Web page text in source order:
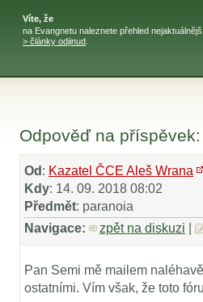
Víte, že
na Evangnetu naleznete přehled
> články odjinud
Odpověď na
Od : Kazatel ČCE Aleš Wrana
Kdy: 14. 09. 2018 08:02
Předmět: paranoia
Navigace:
zpět na diskuzi
Pan Semi mě mailem
ostatními. Vím však, že toto